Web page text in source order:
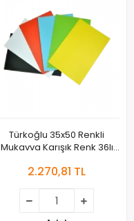
Türkoğlu 35x50 Renkli
Mukavva Karışık Renk 36lı
2.270,81 TL